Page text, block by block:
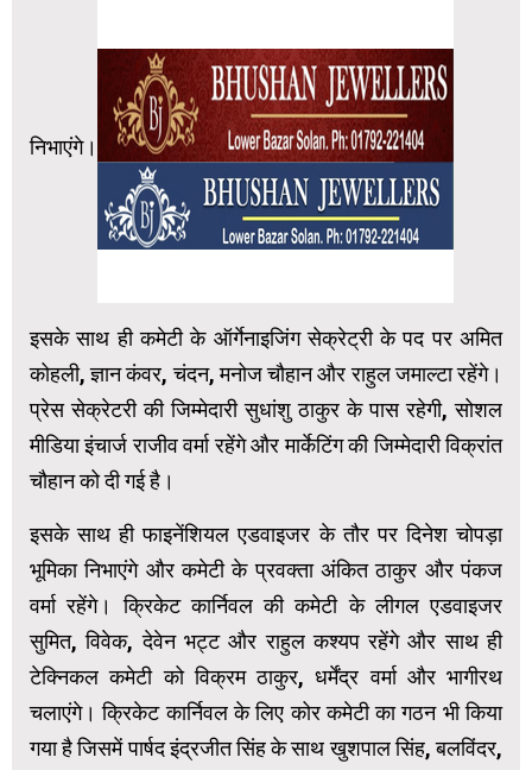
निभाएंगे।
इसके साथ ही कमेटी के ऑर्गेनाइजिंग सेक्रेट्री के पद पर अमित
कोहली, ज्ञान कंवर, चंदन, मनोज‌ चौहान और राहुल जमाल्टा रहेंगे।
प्रेस सेक्रेटरी की जिम्मेदारी सुधांशु ठाकुर के पास रहेगी, सोशल
मीडिया इंचार्ज राजीव वर्मा रहेंगे और मार्केटिंग की जिम्मेदारी विक्रांत
चौहान को दी गई है।
इसके साथ ही फाइनेंशियल एडवाइजर के तौर पर दिनेश चोपड़ा
भूमिका निभाएंगे और कमेटी के प्रवक्ता अंकित ठाकुर और पंकज
वर्मा रहेंगे। क्रिकेट कार्निवल की कमेटी के लीगल एडवाइजर
सुमित, विवेक, देवेन भट्ट और राहुल कश्यप रहेंगे और साथ ही
टेक्निकल कमेटी को विक्रम ठाकुर, धर्मेंद्र वर्मा और भागीरथ
चलाएंगे। क्रिकेट कार्निवल के लिए कोर कमेटी का गठन भी किया
गया है जिसमें पार्षद इंद्रजीत सिंह के साथ खुशपाल सिंह, बलविंदर,